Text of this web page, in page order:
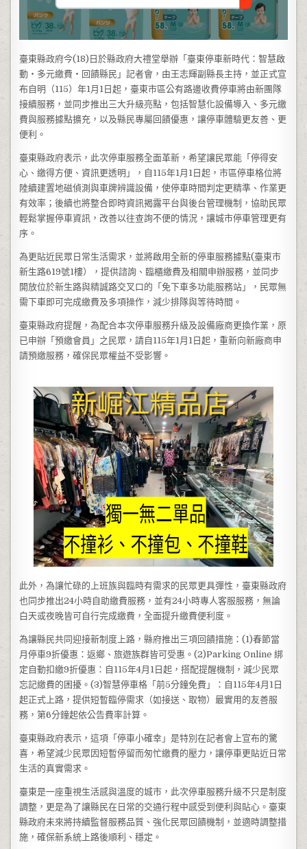
臺東縣政府今(18)日於縣政府大禮堂舉辦「臺東停車新時代：智慧啟
動・多元繳費・回饋縣民」記者會，由王志輝副縣長主持，並正式宣
布自明（115）年1月1日起，臺東市區公有路邊收費停車將由新團隊
接續服務，並同步推出三大升級亮點，包括智慧化設備導入、多元繳
費與服務據點擴充，以及縣民專屬回饋優惠，讓停車體驗更友善、更
便利。
臺東縣政府表示，此次停車服務全面革新，希望讓民眾能「停得安
心、繳得方便、資訊更透明」，自115年1月1日起，市區停車格位將
陸續建置地磁偵測與車牌辨識設備，使停車時間判定更精準、作業更
有效率；後續也將整合即時資訊揭露平台與後台管理機制，協助民眾
輕鬆掌握停車資訊，改善以往查詢不便的情況，讓城市停車管理更有
序。
為更貼近民眾日常生活需求，並將啟用全新的停車服務據點(臺東市
新生路619號1樓），提供諮詢、臨櫃繳費及相關申辦服務，並同步
開放位於新生路與精誠路交叉口的「免下車多功能服務站」，民眾無
需下車即可完成繳費及多項操作，減少排隊與等待時間。
臺東縣政府提醒，為配合本次停車服務升級及設備廠商更換作業，原
已申辦「預繳會員」之民眾，請自115年1月1日起，重新向新廠商申
請預繳服務，確保民眾權益不受影響。
此外，為讓忙碌的上班族與臨時有需求的民眾更具彈性，臺東縣政府
也同步推出24小時自助繳費服務，並有24小時專人客服服務，無論
白天或夜晚皆可自行完成繳費，全面提升繳費便利度。
為讓縣民共同迎接新制度上路，縣府推出三項回饋措施：(1)春節當
月停車9折優惠：返鄉、旅遊族群皆可受惠。(2)Parking Online 綁
定自動扣繳9折優惠：自115年4月1日起，搭配提醒機制，減少民眾
忘記繳費的困擾。(3)智慧停車格「前5分鐘免費」：自115年4月1日
起正式上路，提供短暫臨停需求（如接送、取物）最實用的友善服
務，第6分鐘起依公告費率計算。
臺東縣政府表示，這項「停車小確幸」是特別在記者會上宣布的驚
喜，希望減少民眾因短暫停留而匆忙繳費的壓力，讓停車更貼近日常
生活的真實需求。
臺東是一座重視生活感與溫度的城市，此次停車服務升級不只是制度
調整，更是為了讓縣民在日常的交通行程中感受到便利與貼心。臺東
縣政府未來將持續監督服務品質、強化民眾回饋機制，並適時調整措
施，確保新系統上路後順利、穩定。